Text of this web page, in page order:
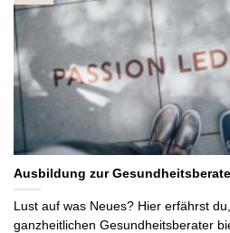
Ausbildung zur
Lust auf was Neues? Hier erfährst
ganzheitlichen Gesundheitsberater